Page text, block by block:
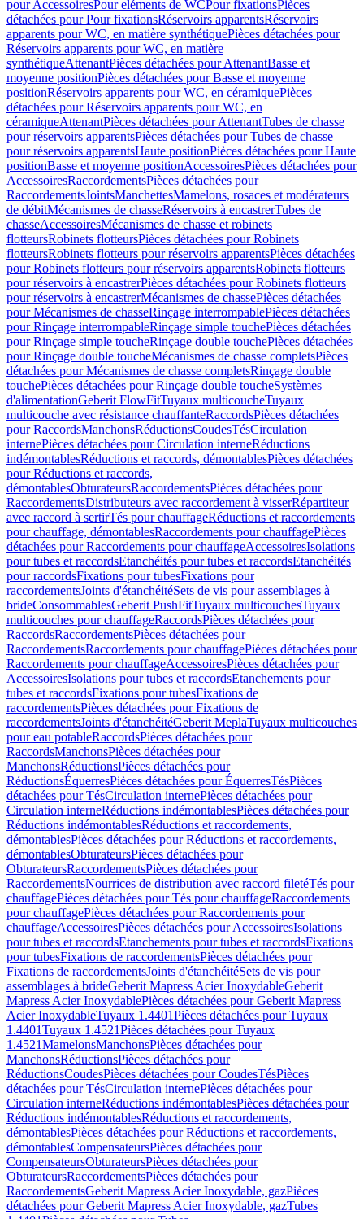
pour AccessoiresPour eléments de WCPour fixationsPièces
détachées pour Pour fixationsRéservoirs apparentsRéservoirs
apparents pour WC, en matière synthétiquePièces détachées pour
Réservoirs apparents pour WC, en matière
synthétiqueAttenantPièces détachées pour AttenantBasse et
moyenne positionPièces détachées pour Basse et moyenne
positionRéservoirs apparents pour WC, en céramiquePièces
détachées pour Réservoirs apparents pour WC, en
céramiqueAttenantPièces détachées pour AttenantTubes de chasse
pour réservoirs apparentsPièces détachées pour Tubes de chasse
pour réservoirs apparentsHaute positionPièces détachées pour Haute
positionBasse et moyenne positionAccessoiresPièces détachées pour
AccessoiresRaccordementsPièces détachées pour
RaccordementsJointsManchettesMamelons, rosaces et modérateurs
de débitMécanismes de chasseRéservoirs à encastrerTubes de
chasseAccessoiresMécanismes de chasse et robinets
flotteursRobinets flotteursPièces détachées pour Robinets
flotteursRobinets flotteurs pour réservoirs apparentsPièces détachées
pour Robinets flotteurs pour réservoirs apparentsRobinets flotteurs
pour réservoirs à encastrerPièces détachées pour Robinets flotteurs
pour réservoirs à encastrerMécanismes de chassePièces détachées
pour Mécanismes de chasseRinçage interrompablePièces détachées
pour Rinçage interrompableRinçage simple touchePièces détachées
pour Rinçage simple toucheRinçage double touchePièces détachées
pour Rinçage double toucheMécanismes de chasse completsPièces
détachées pour Mécanismes de chasse completsRinçage double
touchePièces détachées pour Rinçage double toucheSystèmes
d'alimentationGeberit FlowFitTuyaux multicoucheTuyaux
multicouche avec résistance chauffanteRaccordsPièces détachées
pour RaccordsManchonsRéductionsCoudesTésCirculation
internePièces détachées pour Circulation interneRéductions
indémontablesRéductions et raccords, démontablesPièces détachées
pour Réductions et raccords,
démontablesObturateursRaccordementsPièces détachées pour
RaccordementsDistributeurs avec raccordement à visserRépartiteur
avec raccord à sertirTés pour chauffageRéductions et raccordements
pour chauffage, démontablesRaccordements pour chauffagePièces
détachées pour Raccordements pour chauffageAccessoiresIsolations
pour tubes et raccordsEtanchéités pour tubes et raccordsEtanchéités
pour raccordsFixations pour tubesFixations pour
raccordementsJoints d'étanchéitéSets de vis pour assemblages à
brideConsommablesGeberit PushFitTuyaux multicouchesTuyaux
multicouches pour chauffageRaccordsPièces détachées pour
RaccordsRaccordementsPièces détachées pour
RaccordementsRaccordements pour chauffagePièces détachées pour
Raccordements pour chauffageAccessoiresPièces détachées pour
AccessoiresIsolations pour tubes et raccordsEtanchements pour
tubes et raccordsFixations pour tubesFixations de
raccordementsPièces détachées pour Fixations de
raccordementsJoints d'étanchéitéGeberit MeplaTuyaux multicouches
pour eau potableRaccordsPièces détachées pour
RaccordsManchonsPièces détachées pour
ManchonsRéductionsPièces détachées pour
RéductionsÉquerresPièces détachées pour ÉquerresTésPièces
détachées pour TésCirculation internePièces détachées pour
Circulation interneRéductions indémontablesPièces détachées pour
Réductions indémontablesRéductions et raccordements,
démontablesPièces détachées pour Réductions et raccordements,
démontablesObturateursPièces détachées pour
ObturateursRaccordementsPièces détachées pour
RaccordementsNourrices de distribution avec raccord filetéTés pour
chauffagePièces détachées pour Tés pour chauffageRaccordements
pour chauffagePièces détachées pour Raccordements pour
chauffageAccessoiresPièces détachées pour AccessoiresIsolations
pour tubes et raccordsEtanchements pour tubes et raccordsFixations
pour tubesFixations de raccordementsPièces détachées pour
Fixations de raccordementsJoints d'étanchéitéSets de vis pour
assemblages à brideGeberit Mapress Acier InoxydableGeberit
Mapress Acier InoxydablePièces détachées pour Geberit Mapress
Acier InoxydableTuyaux 1.4401Pièces détachées pour Tuyaux
1.4401Tuyaux 1.4521Pièces détachées pour Tuyaux
1.4521MamelonsManchonsPièces détachées pour
ManchonsRéductionsPièces détachées pour
RéductionsCoudesPièces détachées pour CoudesTésPièces
détachées pour TésCirculation internePièces détachées pour
Circulation interneRéductions indémontablesPièces détachées pour
Réductions indémontablesRéductions et raccordements,
démontablesPièces détachées pour Réductions et raccordements,
démontablesCompensateursPièces détachées pour
CompensateursObturateursPièces détachées pour
ObturateursRaccordementsPièces détachées pour
RaccordementsGeberit Mapress Acier Inoxydable, gazPièces
détachées pour Geberit Mapress Acier Inoxydable, gazTubes